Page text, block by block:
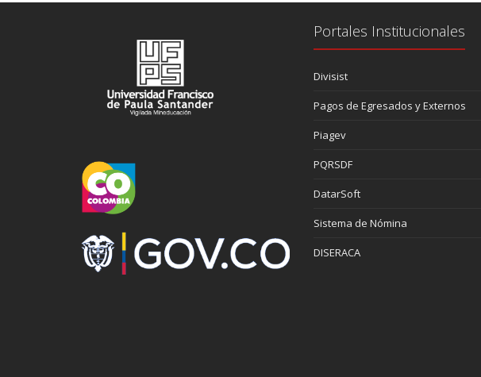
Portales Institucionales
Divisist
Pagos de Egresados y Externos
Piagev
PQRSDF
DatarSoft
Sistema de Nómina
DISERACA